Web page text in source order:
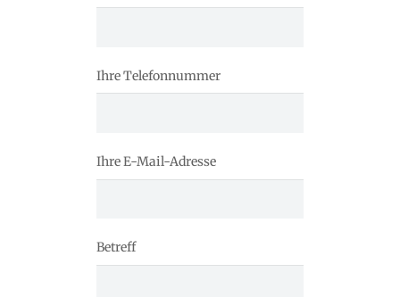
Ihre Telefonnummer
Ihre E-Mail-Adresse
Betreff